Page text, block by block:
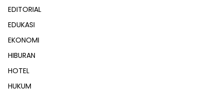
EDITORIAL
EDUKASI
EKONOMI
HIBURAN
HOTEL
HUKUM